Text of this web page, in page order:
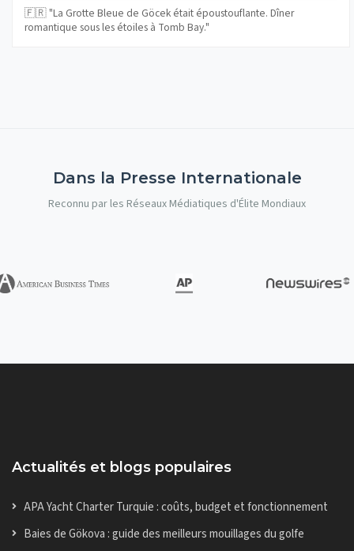
🇫🇷 "La Grotte Bleue de Göcek était époustouflante. Dîner
romantique sous les étoiles à Tomb Bay."
Dans la Presse Internationale
Reconnu par les Réseaux Médiatiques d'Élite Mondiaux
Actualités et blogs populaires
APA Yacht Charter Turquie : coûts, budget et fonctionnement
Baies de Gökova : guide des meilleurs mouillages du golfe